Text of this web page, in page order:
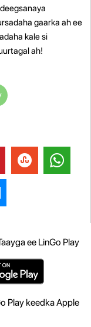
gaarka ah ee
kale si
ah!
ee LinGo Play
Play keedka Apple